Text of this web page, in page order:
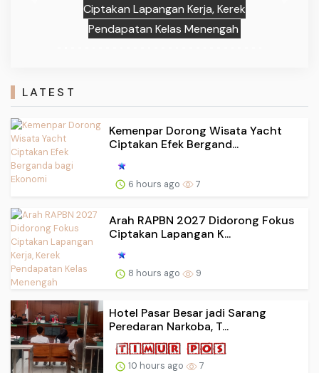
Ciptakan Lapangan Kerja, Kerek
Pendapatan Kelas Menengah
LATEST
Kemenpar Dorong Wisata Yacht
Ciptakan Efek Bergand...
6 hours ago 7
Arah RAPBN 2027 Didorong Fokus
Ciptakan Lapangan K...
8 hours ago 9
Hotel Pasar Besar jadi Sarang
Peredaran Narkoba, T...
10 hours ago 7